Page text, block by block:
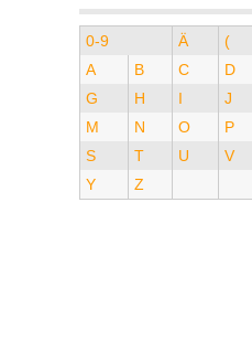
0-9 Ä
(
A
B C D
G
H I J
M
N O P
S
T U V
Y
Z